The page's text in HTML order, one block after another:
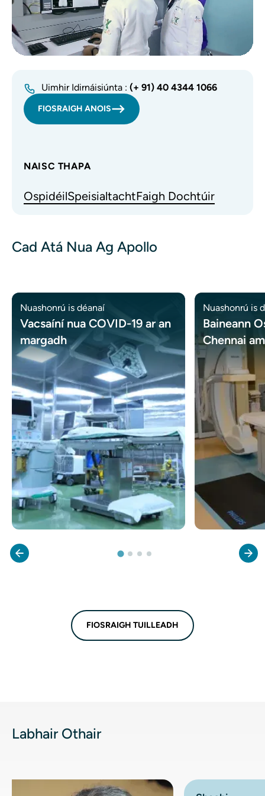
Uimhir Idirnáisiúnta : (+ 91) 40 4344 1066
FIOSRAIGH ANOIS
NAISC THAPA
OspidéilSpeisialtachtFaigh Dochtúir
Cad Atá Nua Ag Apollo
Nuashonrú is déanaí
Vacsaíní nua COVID-19 ar an
margadh
Nuashonrú is
Baineann
Chennai
FIOSRAIGH TUILLEADH
Labhair Othair